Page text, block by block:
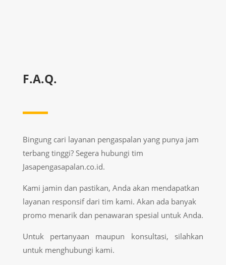
F.A.Q.
Bingung cari layanan pengaspalan yang punya jam
terbang tinggi? Segera hubungi tim
Jasapengasapalan.co.id.
Kami jamin dan pastikan, Anda akan mendapatkan
layanan responsif dari tim kami. Akan ada banyak
promo menarik dan penawaran spesial untuk Anda.
Untuk pertanyaan maupun konsultasi, silahkan
untuk menghubungi kami.